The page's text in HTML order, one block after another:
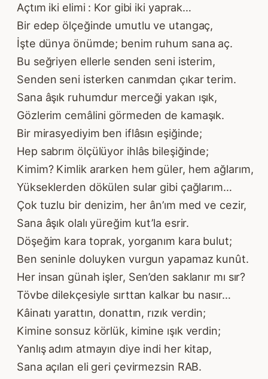
Açtım iki elimi : Kor gibi iki yaprak…
Bir edep ölçeğinde umutlu ve utangaç,
İşte dünya önümde; benim ruhum sana aç.
Bu seğriyen ellerle senden seni isterim,
Senden seni isterken canımdan çıkar terim.
Sana âşık ruhumdur merceği yakan ışık,
Gözlerim cemâlini görmeden de kamaşık.
Bir mirasyediyim ben iflâsın eşiğinde;
Hep sabrım ölçülüyor ihlâs bileşiğinde;
Kimim? Kimlik ararken hem güler, hem ağlarım,
Yükseklerden dökülen sular gibi çağlarım…
Çok tuzlu bir denizim, her ân’ım med ve cezir,
Sana âşık olalı yüreğim kut’la esrir.
Döşeğim kara toprak, yorganım kara bulut;
Ben seninle doluyken vurgun yapamaz kunût.
Her insan günah işler, Sen’den saklanır mı sır?
Tövbe dilekçesiyle sırttan kalkar bu nasır…
Kâinatı yarattın, donattın, rızık verdin;
Kimine sonsuz körlük, kimine ışık verdin;
Yanlış adım atmayın diye indi her kitap,
Sana açılan eli geri çevirmezsin RAB.